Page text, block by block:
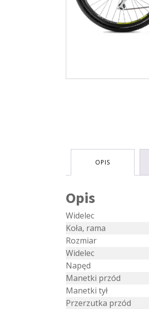
OPIS
Opis
Widelec
Koła, rama
Rozmiar
Widelec
Napęd
Manetki przód
Manetki tył
Przerzutka przód